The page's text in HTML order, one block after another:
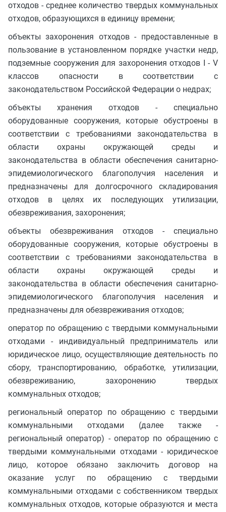
отходов - среднее количество твердых коммунальных
отходов, образующихся в единицу времени;
объекты захоронения отходов - предоставленные в
пользование в установленном порядке участки недр,
подземные сооружения для захоронения отходов I - V
классов опасности в соответствии с
законодательством Российской Федерации о недрах;
объекты хранения отходов - специально
оборудованные сооружения, которые обустроены в
соответствии с требованиями законодательства в
области охраны окружающей среды и
законодательства в области обеспечения санитарно-
эпидемиологического благополучия населения и
предназначены для долгосрочного складирования
отходов в целях их последующих утилизации,
обезвреживания, захоронения;
объекты обезвреживания отходов - специально
оборудованные сооружения, которые обустроены в
соответствии с требованиями законодательства в
области охраны окружающей среды и
законодательства в области обеспечения санитарно-
эпидемиологического благополучия населения и
предназначены для обезвреживания отходов;
оператор по обращению с твердыми коммунальными
отходами - индивидуальный предприниматель или
юридическое лицо, осуществляющие деятельность по
сбору, транспортированию, обработке, утилизации,
обезвреживанию, захоронению твердых
коммунальных отходов;
региональный оператор по обращению с твердыми
коммунальными отходами (далее также -
региональный оператор) - оператор по обращению с
твердыми коммунальными отходами - юридическое
лицо, которое обязано заключить договор на
оказание услуг по обращению с твердыми
коммунальными отходами с собственником твердых
коммунальных отходов, которые образуются и места